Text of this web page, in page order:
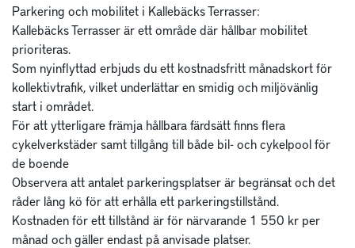
Parkering och mobilitet i Kallebäcks Terrasser:
Kallebäcks Terrasser är ett område där hållbar mobilitet
prioriteras.
Som nyinflyttad erbjuds du ett kostnadsfritt månadskort för
kollektivtrafik, vilket underlättar en smidig och miljövänlig
start i området.
För att ytterligare främja hållbara färdsätt finns flera
cykelverkstäder samt tillgång till både bil- och cykelpool för
de boende
Observera att antalet parkeringsplatser är begränsat och det
råder lång kö för att erhålla ett parkeringstillstånd.
Kostnaden för ett tillstånd är för närvarande 1 550 kr per
månad och gäller endast på anvisade platser.